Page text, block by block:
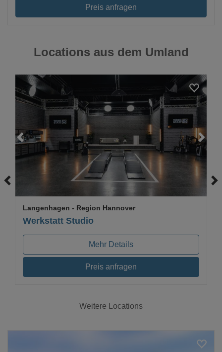
Preis anfragen
Locations aus dem Umland
Werkstatt Studio
Langenhagen - Region Hannover
Mehr Details
Preis anfragen
Weitere Locations